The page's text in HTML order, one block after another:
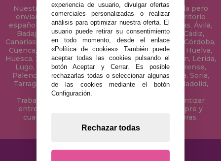
Nuestra tienda de puzzles está ubicada en Sevilla pero
enviamos tus puzzles a cualquier ciudad del territorio
español: Álava, Albacete, Alicante, Almería, Asturias, Ávila,
Badajoz, Baleares, Barcelona, Burgos, Cáceres, Cádiz,
Canarias, Cantabria, Castellón, Ceuta, Ciudad Real, Córdoba,
Cuenca, Gerona, Granada, Guadalajara, Guipúzcoa, Huelva,
Huesca, Jaén, La Coruña, La Rioja, Las Palmas, Leon, Lérida,
Lugo, Madrid, Málaga, Melilla, Murcia, Navarra, Orense,
Palencia, Pontevedra, Salamanca, Segovia, Sevilla, Soria,
Tarragona, Tenerife, Teruel, Toledo, Valencia, Valladolid,
Vizcaya, Zamora y Zaragoza.
Trabajamos con Stocks permanentes para garantizar
entregas rápidas en territorio peninsular, siempre y
cuando el pedido se realice antes de las 18 horas.
experiencia de usuario, divulgar ofertas
comerciales personalizadas o realizar
análisis para optimizar nuestra oferta. El
usuario puede retirar su consentimiento
en todo momento, desde el enlace
«Política de cookies». También puede
aceptar todas las cookies pulsando el
botón Aceptar y Cerrar. Es posible
rechazarlas todas o seleccionar algunas
de las cookies mediante el botón
Configuración.
Rechazar todas